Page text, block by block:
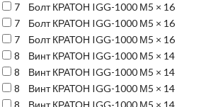
7
Болт КРАТОН IGG-1000 М5 × 16
7
Болт КРАТОН IGG-1000 М5 × 16
7
Болт КРАТОН IGG-1000 М5 × 16
8
Винт КРАТОН IGG-1000 М5 × 14
8
Винт КРАТОН IGG-1000 М5 × 14
8
Винт КРАТОН IGG-1000 М5 × 14
8
Винт КРАТОН IGG-1000 М5 × 14